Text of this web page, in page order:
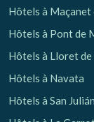
Hôtels à Maçanet
Hôtels à Pont de
Hôtels à Lloret
Hôtels à Navata
Hôtels à San